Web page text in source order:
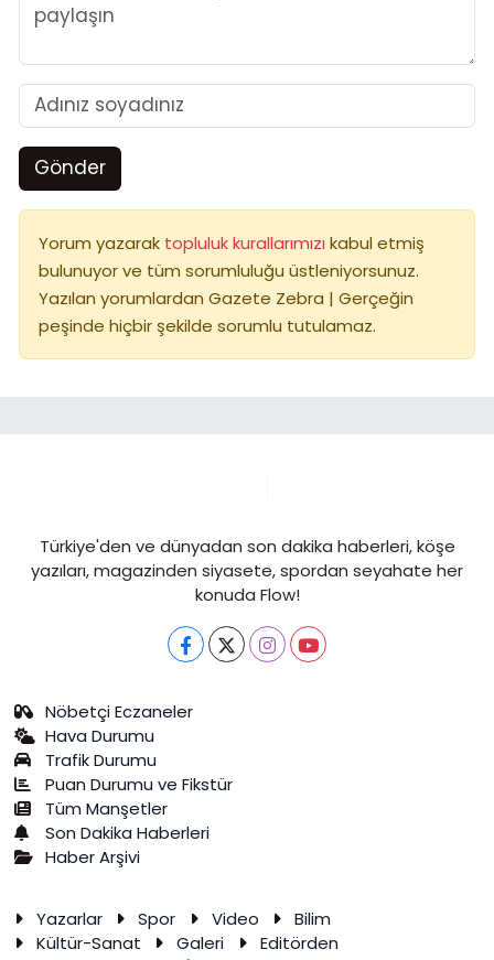
Gönder
Yorum yazarak topluluk kurallarımızı kabul etmiş
bulunuyor ve tüm sorumluluğu üstleniyorsunuz.
Yazılan yorumlardan Gazete Zebra | Gerçeğin
peşinde hiçbir şekilde sorumlu tutulamaz.
Türkiye'den ve dünyadan son dakika haberleri, köşe
yazıları, magazinden siyasete, spordan seyahate her
konuda Flow!
Nöbetçi Eczaneler
Hava Durumu
Trafik Durumu
Puan Durumu ve Fikstür
Tüm Manşetler
Son Dakika Haberleri
Haber Arşivi
Yazarlar Spor Video
Bilim
Kültür-Sanat
Galeri
Editörden